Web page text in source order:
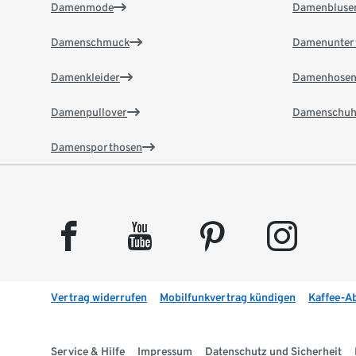
Damenmode
Damenschmuck
Damenkleider
Damenpullover
Damensporthosen
Damenhosen
facebook youtube pinterest instagram
Vertrag widerrufen Mobilfunkvertrag kündigen Kaffee-
Service & Hilfe Impressum Datenschutz und Sicherheit